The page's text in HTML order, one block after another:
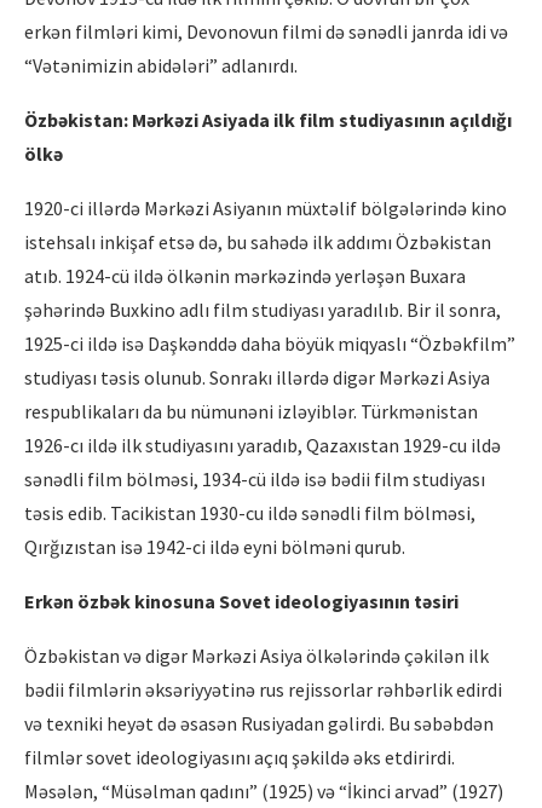
erkən filmləri kimi, Devonovun filmi də sənədli janrda idi və
“Vətənimizin abidələri” adlanırdı.
Özbəkistan: Mərkəzi Asiyada ilk film studiyasının açıldığı
ölkə
1920-ci illərdə Mərkəzi Asiyanın müxtəlif bölgələrində kino
istehsalı inkişaf etsə də, bu sahədə ilk addımı Özbəkistan
atıb. 1924-cü ildə ölkənin mərkəzində yerləşən Buxara
şəhərində Buxkino adlı film studiyası yaradılıb. Bir il sonra,
1925-ci ildə isə Daşkənddə daha böyük miqyaslı “Özbəkfilm”
studiyası təsis olunub. Sonrakı illərdə digər Mərkəzi Asiya
respublikaları da bu nümunəni izləyiblər. Türkmənistan
1926-cı ildə ilk studiyasını yaradıb, Qazaxıstan 1929-cu ildə
sənədli film bölməsi, 1934-cü ildə isə bədii film studiyası
təsis edib. Tacikistan 1930-cu ildə sənədli film bölməsi,
Qırğızıstan isə 1942-ci ildə eyni bölməni qurub.
Erkən özbək kinosuna Sovet ideologiyasının təsiri
Özbəkistan və digər Mərkəzi Asiya ölkələrində çəkilən ilk
bədii filmlərin əksəriyyətinə rus rejissorlar rəhbərlik edirdi
və texniki heyət də əsasən Rusiyadan gəlirdi. Bu səbəbdən
filmlər sovet ideologiyasını açıq şəkildə əks etdirirdi.
Məsələn, “Müsəlman qadını” (1925) və “İkinci arvad” (1927)